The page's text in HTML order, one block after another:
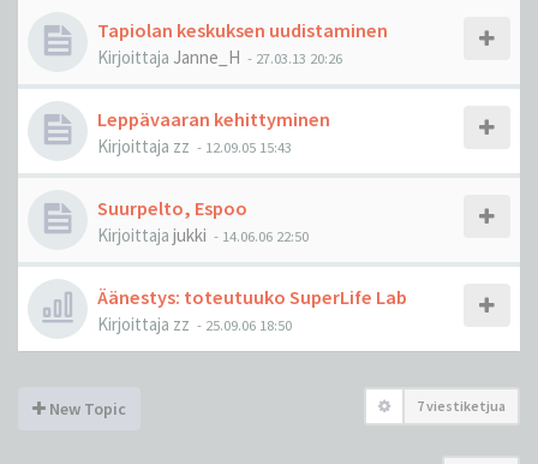
Tapiolan keskuksen uudistaminen
Kirjoittaja Janne_H - 27.03.13 20:26
Leppävaaran kehittyminen
Kirjoittaja zz - 12.09.05 15:43
Suurpelto, Espoo
Kirjoittaja jukki - 14.06.06 22:50
Äänestys: toteutuuko SuperLife Lab
Kirjoittaja zz - 25.09.06 18:50
New Topic 7 viestiketjua